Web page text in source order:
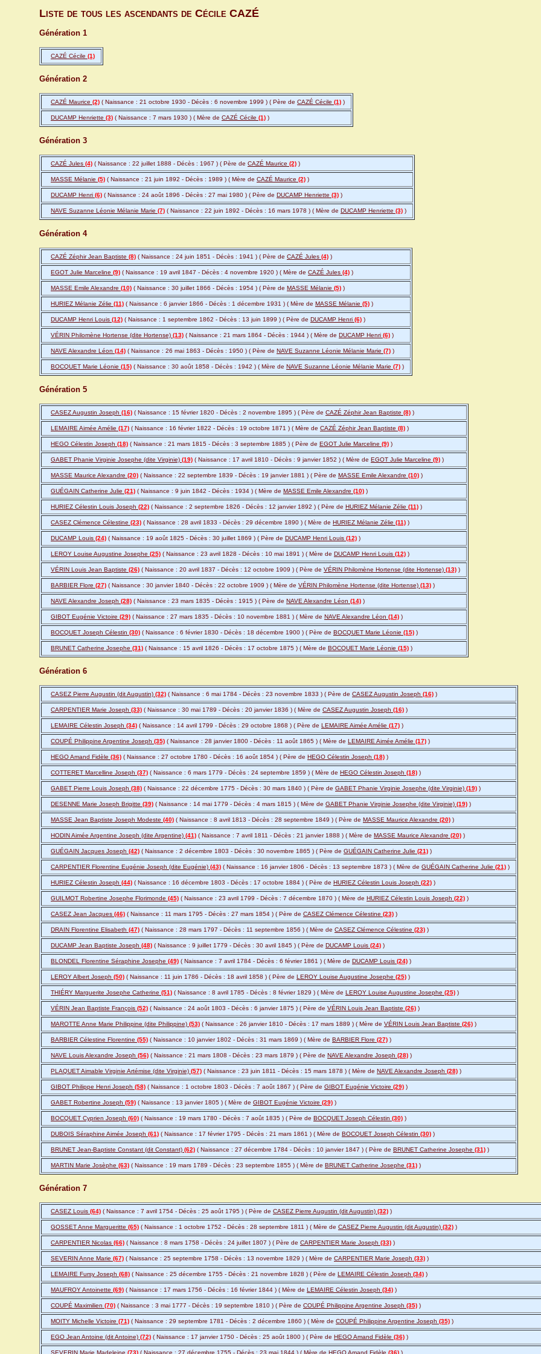
Liste de tous les ascendants de Cécile CAZÉ
Génération 1
CAZÉ Cécile (1)
Génération 2
CAZÉ Maurice (2) ( Naissance : 21 octobre 1930 - Décès : 6 novembre 1999 ) ( Père de CAZÉ Cécile (1) )
DUCAMP Henriette (3) ( Naissance : 7 mars 1930 ) ( Mère de CAZÉ Cécile (1) )
Génération 3
CAZÉ Jules (4) ( Naissance : 22 juillet 1888 - Décès : 1967 ) ( Père de CAZÉ Maurice (2) )
MASSE Mélanie (5) ( Naissance : 21 juin 1892 - Décès : 1989 ) ( Mère de CAZÉ Maurice (2) )
DUCAMP Henri (6) ( Naissance : 24 août 1896 - Décès : 27 mai 1980 ) ( Père de DUCAMP Henriette (3) )
NAVE Suzanne Léonie Mélanie Marie (7) ( Naissance : 22 juin 1892 - Décès : 16 mars 1978 ) ( Mère de DUCAMP Henriette (3) )
Génération 4
CAZÉ Zéphir Jean Baptiste (8) ( Naissance : 24 juin 1851 - Décès : 1941 ) ( Père de CAZÉ Jules (4) )
EGOT Julie Marceline (9) ( Naissance : 19 avril 1847 - Décès : 4 novembre 1920 ) ( Mère de CAZÉ Jules (4) )
MASSE Emile Alexandre (10) ( Naissance : 30 juillet 1866 - Décès : 1954 ) ( Père de MASSE Mélanie (5) )
HURIEZ Mélanie Zélie (11) ( Naissance : 6 janvier 1866 - Décès : 1 décembre 1931 ) ( Mère de MASSE Mélanie (5) )
DUCAMP Henri Louis (12) ( Naissance : 1 septembre 1862 - Décès : 13 juin 1899 ) ( Père de DUCAMP Henri (6) )
VÉRIN Philomène Hortense (dite Hortense) (13) ( Naissance : 21 mars 1864 - Décès : 1944 ) ( Mère de DUCAMP Henri (6) )
NAVE Alexandre Léon (14) ( Naissance : 26 mai 1863 - Décès : 1950 ) ( Père de NAVE Suzanne Léonie Mélanie Marie (7) )
BOCQUET Marie Léonie (15) ( Naissance : 30 août 1858 - Décès : 1942 ) ( Mère de NAVE Suzanne Léonie Mélanie Marie (7) )
Génération 5
CASEZ Augustin Joseph (16) ( Naissance : 15 février 1820 - Décès : 2 novembre 1895 ) ( Père de CAZÉ Zéphir Jean Baptiste (8) )
LEMAIRE Aimée Amélie (17) ( Naissance : 16 février 1822 - Décès : 19 octobre 1871 ) ( Mère de CAZÉ Zéphir Jean Baptiste (8) )
HEGO Célestin Joseph (18) ( Naissance : 21 mars 1815 - Décès : 3 septembre 1885 ) ( Père de EGOT Julie Marceline (9) )
GABET Phanie Virginie Josephe (dite Virginie) (19) ( Naissance : 17 avril 1810 - Décès : 9 janvier 1852 ) ( Mère de EGOT Julie Marceline (9) )
MASSE Maurice Alexandre (20) ( Naissance : 22 septembre 1839 - Décès : 19 janvier 1881 ) ( Père de MASSE Emile Alexandre (10) )
GUÉGAIN Catherine Julie (21) ( Naissance : 9 juin 1842 - Décès : 1934 ) ( Mère de MASSE Emile Alexandre (10) )
HURIEZ Célestin Louis Joseph (22) ( Naissance : 2 septembre 1826 - Décès : 12 janvier 1892 ) ( Père de HURIEZ Mélanie Zélie (11) )
CASEZ Clémence Célestine (23) ( Naissance : 28 avril 1833 - Décès : 29 décembre 1890 ) ( Mère de HURIEZ Mélanie Zélie (11) )
DUCAMP Louis (24) ( Naissance : 19 août 1825 - Décès : 30 juillet 1869 ) ( Père de DUCAMP Henri Louis (12) )
LEROY Louise Augustine Josephe (25) ( Naissance : 23 avril 1828 - Décès : 10 mai 1891 ) ( Mère de DUCAMP Henri Louis (12) )
VÉRIN Louis Jean Baptiste (26) ( Naissance : 20 avril 1837 - Décès : 12 octobre 1909 ) ( Père de VÉRIN Philomène Hortense (dite Hortense) (13) )
BARBIER Flore (27) ( Naissance : 30 janvier 1840 - Décès : 22 octobre 1909 ) ( Mère de VÉRIN Philomène Hortense (dite Hortense) (13) )
NAVE Alexandre Joseph (28) ( Naissance : 23 mars 1835 - Décès : 1915 ) ( Père de NAVE Alexandre Léon (14) )
GIBOT Eugénie Victoire (29) ( Naissance : 27 mars 1835 - Décès : 10 novembre 1881 ) ( Mère de NAVE Alexandre Léon (14) )
BOCQUET Joseph Célestin (30) ( Naissance : 6 février 1830 - Décès : 18 décembre 1900 ) ( Père de BOCQUET Marie Léonie (15) )
BRUNET Catherine Josephe (31) ( Naissance : 15 avril 1826 - Décès : 17 octobre 1875 ) ( Mère de BOCQUET Marie Léonie (15) )
Génération 6
CASEZ Pierre Augustin (dit Augustin) (32) ( Naissance : 6 mai 1784 - Décès : 23 novembre 1833 ) ( Père de CASEZ Augustin Joseph (16) )
CARPENTIER Marie Joseph (33) ( Naissance : 30 mai 1789 - Décès : 20 janvier 1836 ) ( Mère de CASEZ Augustin Joseph (16) )
LEMAIRE Célestin Joseph (34) ( Naissance : 14 avril 1799 - Décès : 29 octobre 1868 ) ( Père de LEMAIRE Aimée Amélie (17) )
COUPÉ Philippine Argentine Joseph (35) ( Naissance : 28 janvier 1800 - Décès : 11 août 1865 ) ( Mère de LEMAIRE Aimée Amélie (17) )
HEGO Amand Fidèle (36) ( Naissance : 27 octobre 1780 - Décès : 16 août 1854 ) ( Père de HEGO Célestin Joseph (18) )
COTTERET Marcelline Joseph (37) ( Naissance : 6 mars 1779 - Décès : 24 septembre 1859 ) ( Mère de HEGO Célestin Joseph (18) )
GABET Pierre Louis Joseph (38) ( Naissance : 22 décembre 1775 - Décès : 30 mars 1840 ) ( Père de GABET Phanie Virginie Josephe (dite Virginie) (19) )
DESENNE Marie Joseph Brigitte (39) ( Naissance : 14 mai 1779 - Décès : 4 mars 1815 ) ( Mère de GABET Phanie Virginie Josephe (dite Virginie) (19) )
MASSE Jean Baptiste Joseph Modeste (40) ( Naissance : 8 avril 1813 - Décès : 28 septembre 1849 ) ( Père de MASSE Maurice Alexandre (20) )
HODIN Aimée Argentine Joseph (dite Argentine) (41) ( Naissance : 7 avril 1811 - Décès : 21 janvier 1888 ) ( Mère de MASSE Maurice Alexandre (20) )
GUÉGAIN Jacques Joseph (42) ( Naissance : 2 décembre 1803 - Décès : 30 novembre 1865 ) ( Père de GUÉGAIN Catherine Julie (21) )
CARPENTIER Florentine Eugénie Joseph (dite Eugénie) (43) ( Naissance : 16 janvier 1806 - Décès : 13 septembre 1873 ) ( Mère de GUÉGAIN Catherine Julie (21) )
HURIEZ Célestin Joseph (44) ( Naissance : 16 décembre 1803 - Décès : 17 octobre 1884 ) ( Père de HURIEZ Célestin Louis Joseph (22) )
GUILMOT Robertine Josephe Florimonde (45) ( Naissance : 23 avril 1799 - Décès : 7 décembre 1870 ) ( Mère de HURIEZ Célestin Louis Joseph (22) )
CASEZ Jean Jacques (46) ( Naissance : 11 mars 1795 - Décès : 27 mars 1854 ) ( Père de CASEZ Clémence Célestine (23) )
DRAIN Florentine Elisabeth (47) ( Naissance : 28 mars 1797 - Décès : 11 septembre 1856 ) ( Mère de CASEZ Clémence Célestine (23) )
DUCAMP Jean Baptiste Joseph (48) ( Naissance : 9 juillet 1779 - Décès : 30 avril 1845 ) ( Père de DUCAMP Louis (24) )
BLONDEL Florentine Séraphine Josephe (49) ( Naissance : 7 avril 1784 - Décès : 6 février 1861 ) ( Mère de DUCAMP Louis (24) )
LEROY Albert Joseph (50) ( Naissance : 11 juin 1786 - Décès : 18 avril 1858 ) ( Père de LEROY Louise Augustine Josephe (25) )
THIÉRY Marguerite Josephe Catherine (51) ( Naissance : 8 avril 1785 - Décès : 8 février 1829 ) ( Mère de LEROY Louise Augustine Josephe (25) )
VÉRIN Jean Baptiste François (52) ( Naissance : 24 août 1803 - Décès : 6 janvier 1875 ) ( Père de VÉRIN Louis Jean Baptiste (26) )
MAROTTE Anne Marie Philippine (dite Philippine) (53) ( Naissance : 26 janvier 1810 - Décès : 17 mars 1889 ) ( Mère de VÉRIN Louis Jean Baptiste (26) )
BARBIER Célestine Florentine (55) ( Naissance : 10 janvier 1802 - Décès : 31 mars 1869 ) ( Mère de BARBIER Flore (27) )
NAVE Louis Alexandre Joseph (56) ( Naissance : 21 mars 1808 - Décès : 23 mars 1879 ) ( Père de NAVE Alexandre Joseph (28) )
PLAQUET Aimable Virginie Artémise (dite Virginie) (57) ( Naissance : 23 juin 1811 - Décès : 15 mars 1878 ) ( Mère de NAVE Alexandre Joseph (28) )
GIBOT Philippe Henri Joseph (58) ( Naissance : 1 octobre 1803 - Décès : 7 août 1867 ) ( Père de GIBOT Eugénie Victoire (29) )
GABET Robertine Joseph (59) ( Naissance : 13 janvier 1805 ) ( Mère de GIBOT Eugénie Victoire (29) )
BOCQUET Cyprien Joseph (60) ( Naissance : 19 mars 1780 - Décès : 7 août 1835 ) ( Père de BOCQUET Joseph Célestin (30) )
DUBOIS Séraphine Aimée Joseph (61) ( Naissance : 17 février 1795 - Décès : 21 mars 1861 ) ( Mère de BOCQUET Joseph Célestin (30) )
BRUNET Jean-Baptiste Constant (dit Constant) (62) ( Naissance : 27 décembre 1784 - Décès : 10 janvier 1847 ) ( Père de BRUNET Catherine Josephe (31) )
MARTIN Marie Josèphe (63) ( Naissance : 19 mars 1789 - Décès : 23 septembre 1855 ) ( Mère de BRUNET Catherine Josephe (31) )
Génération 7
CASEZ Louis (64) ( Naissance : 7 avril 1754 - Décès : 25 août 1795 ) ( Père de CASEZ Pierre Augustin (dit Augustin) (32) )
GOSSET Anne Margueritte (65) ( Naissance : 1 octobre 1752 - Décès : 28 septembre 1811 ) ( Mère de CASEZ Pierre Augustin (dit Augustin) (32) )
CARPENTIER Nicolas (66) ( Naissance : 8 mars 1758 - Décès : 24 juillet 1807 ) ( Père de CARPENTIER Marie Joseph (33) )
SEVERIN Anne Marie (67) ( Naissance : 25 septembre 1758 - Décès : 13 novembre 1829 ) ( Mère de CARPENTIER Marie Joseph (33) )
LEMAIRE Fursy Joseph (68) ( Naissance : 25 décembre 1755 - Décès : 21 novembre 1828 ) ( Père de LEMAIRE Célestin Joseph (34) )
MAUFROY Antoinette (69) ( Naissance : 17 mars 1756 - Décès : 16 février 1844 ) ( Mère de LEMAIRE Célestin Joseph (34) )
COUPÉ Maximilien (70) ( Naissance : 3 mai 1777 - Décès : 19 septembre 1810 ) ( Père de COUPÉ Philippine Argentine Joseph (35) )
MOITY Michelle Victoire (71) ( Naissance : 29 septembre 1781 - Décès : 2 décembre 1860 ) ( Mère de COUPÉ Philippine Argentine Joseph (35) )
EGO Jean Antoine (dit Antoine) (72) ( Naissance : 17 janvier 1750 - Décès : 25 août 1800 ) ( Père de HEGO Amand Fidèle (36) )
SEVERIN Marie Madeleine (73) ( Naissance : 27 décembre 1755 - Décès : 23 mai 1844 ) ( Mère de HEGO Amand Fidèle (36) )